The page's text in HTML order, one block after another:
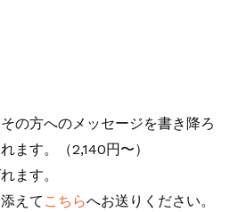
の方へのメッセージを書き降ろ
ます。（2,140円〜）
ます。
えて こちらへお送りください。